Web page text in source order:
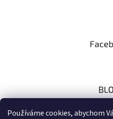
Používáme cookies, abychom